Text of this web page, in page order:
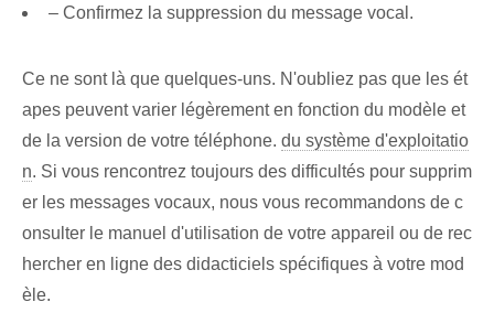
– Confirmez la suppression du message vocal.
Ce ne sont là que quelques-uns. N'oubliez pas que les ét
apes peuvent varier légèrement en fonction du modèle et
de la version de votre téléphone. du système d'exploitatio
n. Si vous rencontrez toujours des difficultés pour supprim
er les messages vocaux, nous vous recommandons de c
onsulter le manuel d'utilisation de votre appareil ou de rec
hercher en ligne des didacticiels spécifiques à votre mod
èle.